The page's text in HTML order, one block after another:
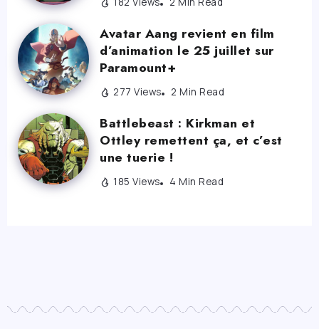
Avatar Aang revient en film
d’animation le 25 juillet sur
Paramount+
277 Views 2 Min Read
Battlebeast : Kirkman et
Ottley remettent ça, et c’est
une tuerie !
185 Views 4 Min Read